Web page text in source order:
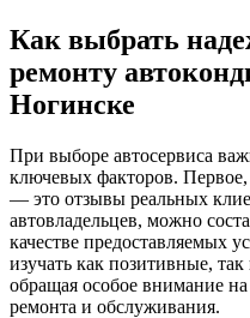
Как выбрать
ремонту
Ногинске
При выборе автосервиса
ключевых факторов.
— это отзывы реальных
автовладельцев, можно
качестве предоставляемых
изучать как позитивные,
обращая особое внимание
ремонта и обслуживания.